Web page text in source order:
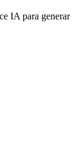
IA para generar